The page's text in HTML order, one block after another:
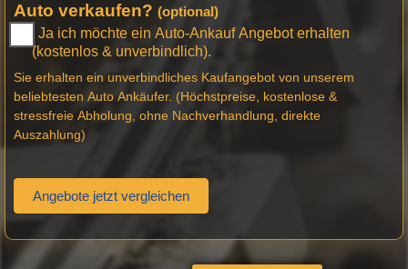
Auto verkaufen? (optional)
Ja ich möchte ein Auto-Ankauf Angebot erhalten
(kostenlos & unverbindlich).
Sie erhalten ein unverbindliches Kaufangebot von unserem
beliebtesten Auto Ankäufer. (Höchstpreise, kostenlose &
stressfreie Abholung, ohne Nachverhandlung, direkte
Auszahlung)
Angebote jetzt vergleichen